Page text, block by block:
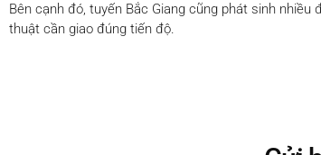
Bên cạnh đó, tuyến Bắc Giang cũng phát sinh
thuật cần giao đúng tiến độ.